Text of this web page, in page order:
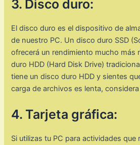
3. Disco duro:
El disco duro es el dispositivo de
de nuestro PC. Un disco duro SSD
ofrecerá un rendimiento mucho más
duro HDD (Hard Disk Drive)
tiene un disco duro HDD y sientes
carga de archivos es lenta, considera
4. Tarjeta gráfica:
Si utilizas tu PC para actividades que